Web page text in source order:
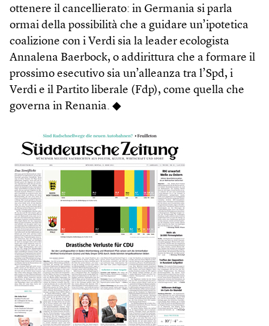
ottenere il cancellierato: in Germania si parla
ormai della possibilità che a guidare un’ipotetica
coalizione con i Verdi sia la leader ecologista
Annalena Baerbock, o addirittura che a formare il
prossimo esecutivo sia un’alleanza tra l’Spd, i
Verdi e il Partito liberale (Fdp), come quella che
governa in Renania. ◆